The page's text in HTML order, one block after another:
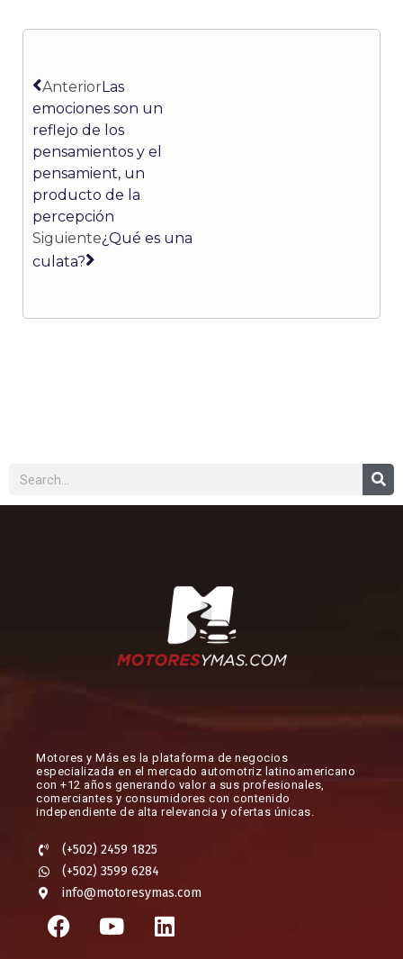
Anterior Las
emociones son un
reflejo de los
pensamientos y el
pensamient, un
producto de la
percepción
Siguiente¿Qué es una
culata?
Buscar
Motores y Más es la plataforma de negocios
especializada en el mercado automotriz latinoamericano
con +12 años generando valor a sus profesionales,
comerciantes y consumidores con contenido
independiente de alta relevancia y ofertas únicas.​
(+502) 2459 1825
(+502) 3599 6284
info@motoresymas.com
F
a
Y
o
L
i